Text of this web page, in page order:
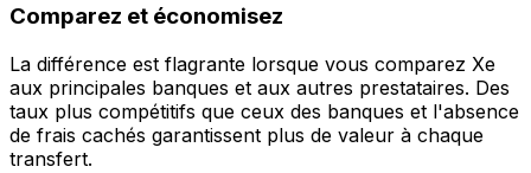
Comparez et économisez
La différence est flagrante lorsque vous comparez Xe
aux principales banques et aux autres prestataires. Des
taux plus compétitifs que ceux des banques et l'absence
de frais cachés garantissent plus de valeur à chaque
transfert.